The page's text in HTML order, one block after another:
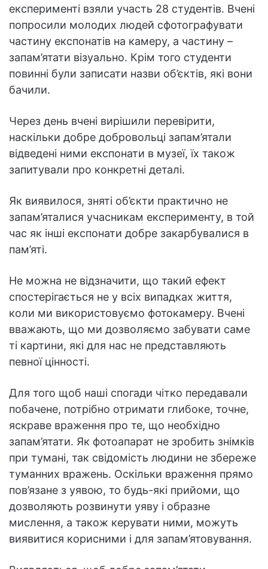
експерименті взяли участь 28 студентів. Вчені
попросили молодих людей сфотографувати
частину експонатів на камеру, а частину –
запам’ятати візуально. Крім того студенти
повинні були записати назви об’єктів, які вони
бачили.
Через день вчені вирішили перевірити,
наскільки добре добровольці запам’ятали
відведені ними експонати в музеї, їх також
запитували про конкретні деталі.
Як виявилося, зняті об’єкти практично не
запам’яталися учасникам експерименту, в той
час як інші експонати добре закарбувалися в
пам’яті.
Не можна не відзначити, що такий ефект
спостерігається не у всіх випадках життя,
коли ми використовуємо фотокамеру. Вчені
вважають, що ми дозволяємо забувати саме
ті картини, які для нас не представляють
певної цінності.
Для того щоб наші спогади чітко передавали
побачене, потрібно отримати глибоке, точне,
яскраве враження про те, що необхідно
запам’ятати. Як фотоапарат не зробить знімків
при тумані, так свідомість людини не збереже
туманних вражень. Оскільки враження прямо
пов’язане з уявою, то будь-які прийоми, що
дозволяють розвинути уяву і образне
мислення, а також керувати ними, можуть
виявитися корисними і для запам’ятовування.